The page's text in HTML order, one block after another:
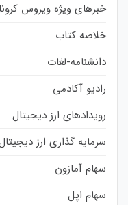
خبرهای ویژه ویروس کرونا
خلاصه کتاب
دانشنامه-لغات
رادیو آکادمی
رویدادهای ارز دیجیتال
سرمایه گذاری ارز
سهام آمازون
سهام اپل